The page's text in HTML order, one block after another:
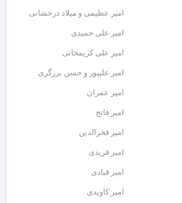
امیر عظیمی و میلاد درخشانی
امیر علی حمیدی
امیر علی کریمخانی
امیر علیپور و حسن برزگری
امیر عمران
امیر فاتح
امیر فخرالدین
امیر فریدی
امیر قبادی
امیر کاویدی